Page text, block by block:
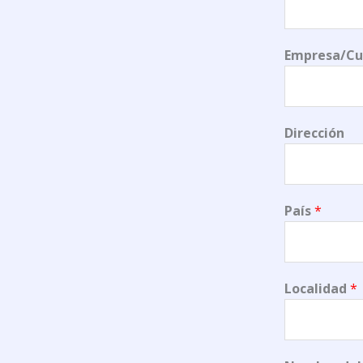
Empresa/
Dirección
País*
Localidad *